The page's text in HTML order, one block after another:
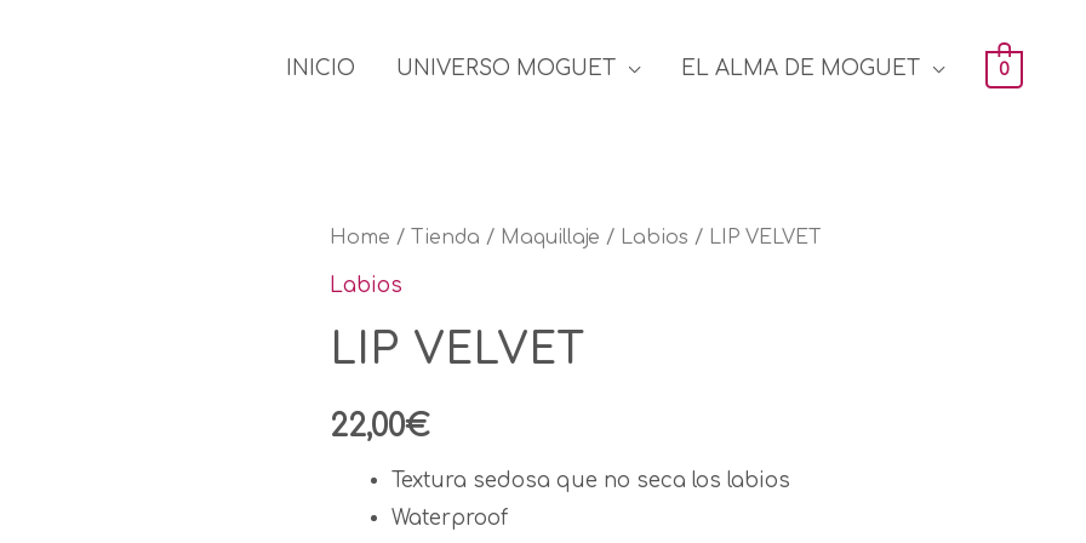
INICIO UNIVERSO MOGUET EL ALMA DE MOGUET 0
Home / Tienda / Maquillaje / Labios / LIP VELVET
Labios
LIP VELVET
22,00€
Textura sedosa que no seca los labios
Waterproof
LIP
VELVET